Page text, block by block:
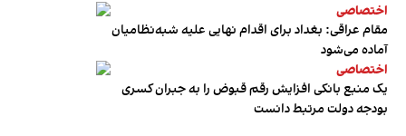
اختصاصی
مقام عراقی: بغداد برای اقدام نهایی علیه شبه‌نظامیان
آماده می‌شود
اختصاصی
یک منبع بانکی افزایش رقم قبوض را به جبران کسری
بودجه دولت مرتبط دانست